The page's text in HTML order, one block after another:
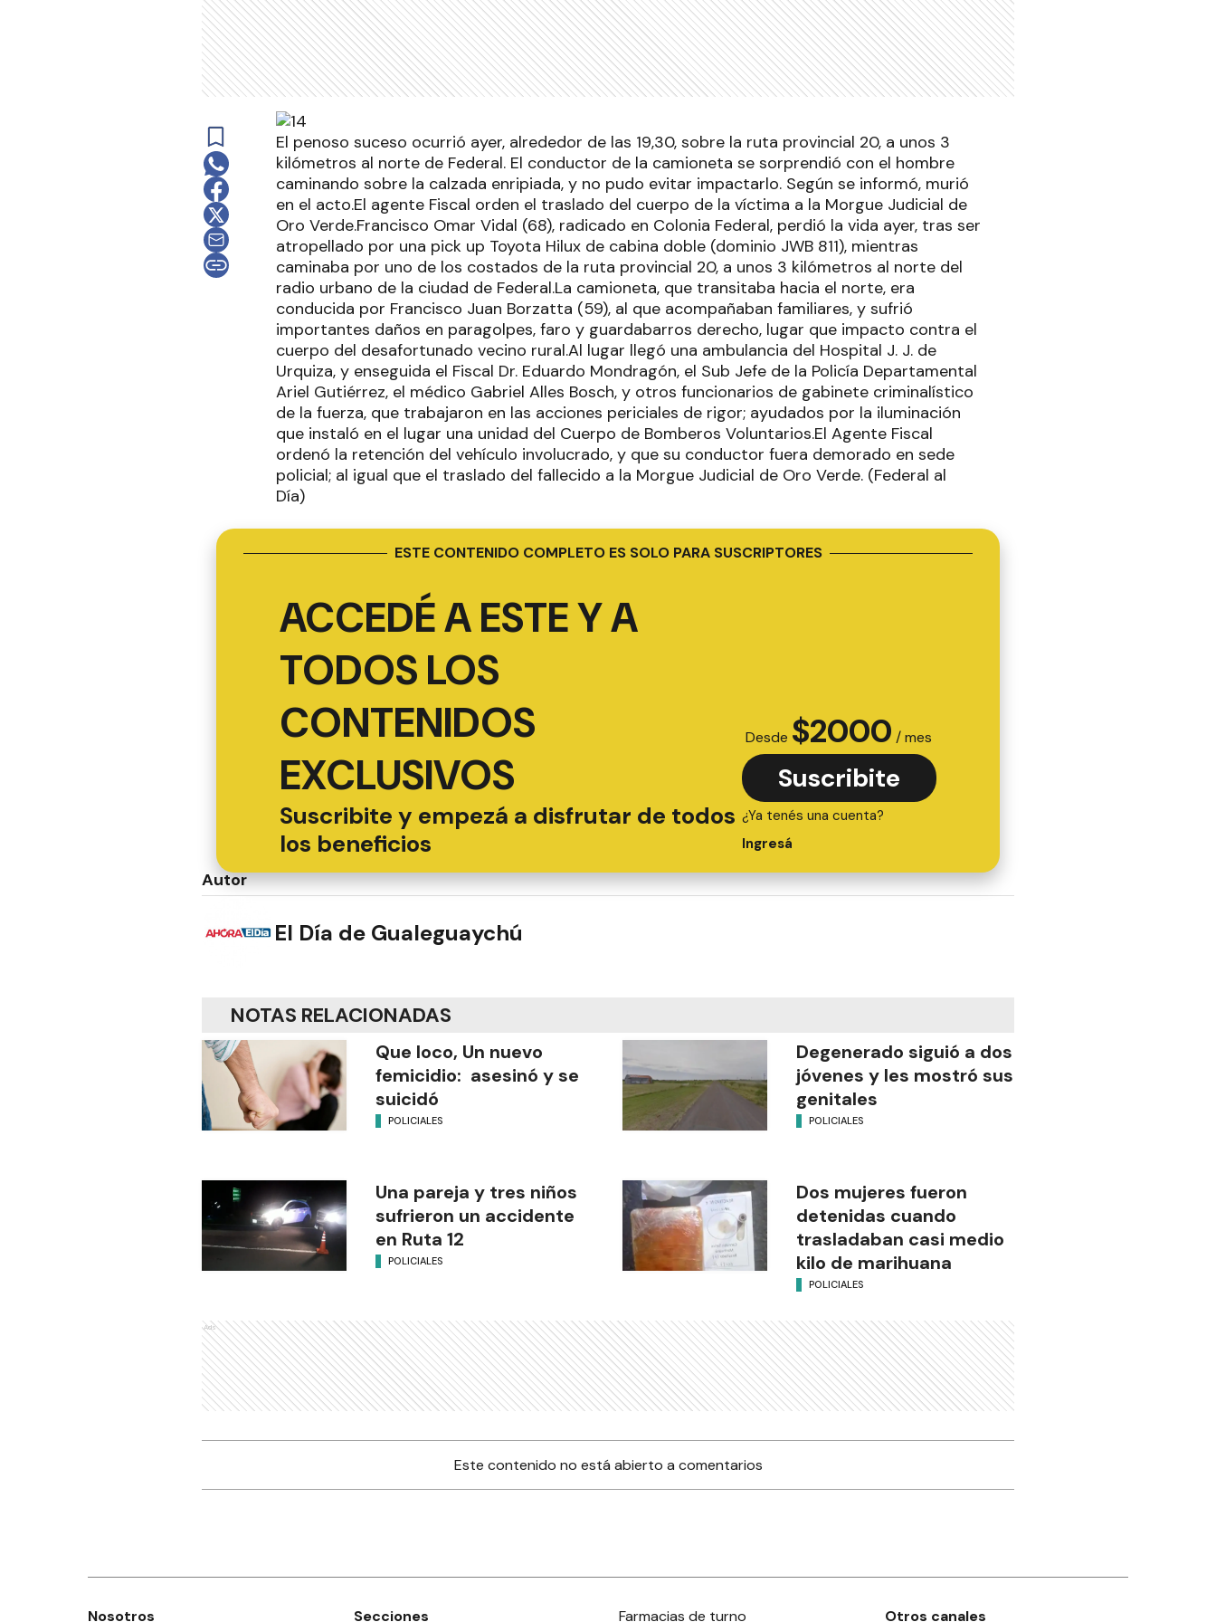
El penoso suceso ocurrió ayer, alrededor de las 19,30, sobre la ruta provincial 20, a unos 3
kilómetros al norte de Federal. El conductor de la camioneta se sorprendió con el hombre
caminando sobre la calzada enripiada, y no pudo evitar impactarlo. Según se informó, murió
en el acto.El agente Fiscal orden el traslado del cuerpo de la víctima a la Morgue Judicial de
Oro Verde.Francisco Omar Vidal (68), radicado en Colonia Federal, perdió la vida ayer, tras ser
atropellado por una pick up Toyota Hilux de cabina doble (dominio JWB 811), mientras
caminaba por uno de los costados de la ruta provincial 20, a unos 3 kilómetros al norte del
radio urbano de la ciudad de Federal.La camioneta, que transitaba hacia el norte, era
conducida por Francisco Juan Borzatta (59), al que acompañaban familiares, y sufrió
importantes daños en paragolpes, faro y guardabarros derecho, lugar que impacto contra el
cuerpo del desafortunado vecino rural.Al lugar llegó una ambulancia del Hospital J. J. de
Urquiza, y enseguida el Fiscal Dr. Eduardo Mondragón, el Sub Jefe de la Policía Departamental
Ariel Gutiérrez, el médico Gabriel Alles Bosch, y otros funcionarios de gabinete criminalístico
de la fuerza, que trabajaron en las acciones periciales de rigor; ayudados por la iluminación
que instaló en el lugar una unidad del Cuerpo de Bomberos Voluntarios.El Agente Fiscal
ordenó la retención del vehículo involucrado, y que su conductor fuera demorado en sede
policial; al igual que el traslado del fallecido a la Morgue Judicial de Oro Verde. (Federal al
Día)
ESTE CONTENIDO COMPLETO ES SOLO PARA SUSCRIPTORES
ACCEDÉ A ESTE Y A
TODOS LOS
CONTENIDOS
EXCLUSIVOS
Suscribite y empezá a disfrutar de todos
los beneficios
Desde $2000 / mes
Suscribite
¿Ya tenés una cuenta?
Ingresá
Autor
El Día de Gualeguaychú
NOTAS RELACIONADAS
Que loco, Un nuevo
femicidio: asesinó y se
suicidó
POLICIALES
Degenerado siguió a dos
jóvenes y les mostró sus
genitales
POLICIALES
Una pareja y tres niños
sufrieron un accidente
en Ruta 12
POLICIALES
Dos mujeres fueron
detenidas cuando
trasladaban casi medio
kilo de marihuana
POLICIALES
Ads
Este contenido no está abierto a comentarios
Nosotros Secciones Farmacias de turno Otros canales